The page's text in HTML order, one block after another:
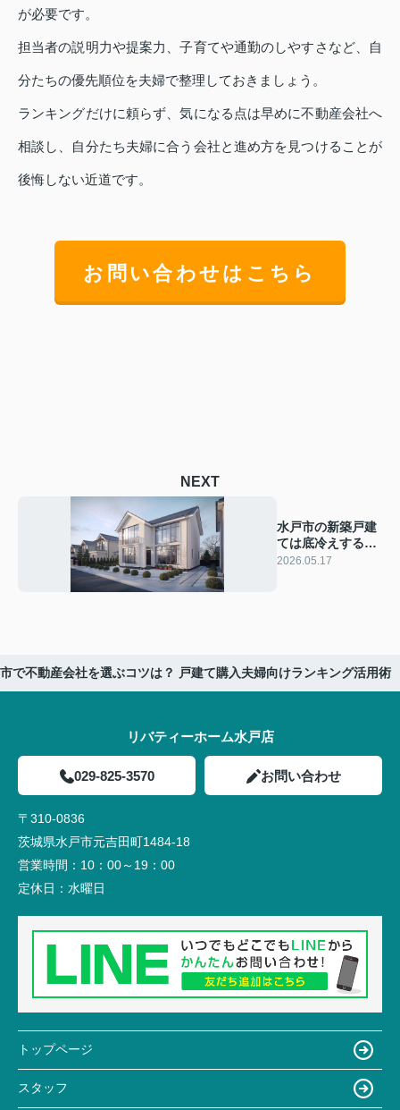
が必要です。
担当者の説明力や提案力、子育てや通勤のしやすさなど、自
分たちの優先順位を夫婦で整理しておきましょう。
ランキングだけに頼らず、気になる点は早めに不動産会社へ
相談し、自分たち夫婦に合う会社と進め方を見つけることが
後悔しない近道です。
お問い合わせはこちら
NEXT
水戸市の新築戸建
ては底冷えする？
冬の床暖房の必要
2026.05.17
で不動産会社を選ぶコツは？ 戸建て購入夫婦向けランキング活用術
リバティーホーム水戸店
029-825-3570 お問い合わせ
〒310-0836
茨城県水戸市元吉田町1484-18
営業時間： 10：00～19：00
定休日： 水曜日
トップページ
スタッフ